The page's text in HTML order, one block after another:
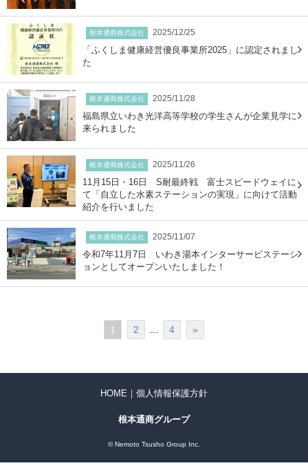
根本通商株式会社 2025/12/25
「ふくしま健康経営優良事業所2025」に認定されまし
た
根本通商株式会社 2025/11/28
福島県立いわき光洋高等学校の学生さんが企業見学に
来られました
根本通商株式会社 2025/11/26
11月15日・16日 S耐最終戦 富士スピードウェイに
て「自立した水素ステーションの実現」に向けて活動
紹介を行いました
根本通商株式会社 2025/11/07
令和7年11月7日 いわき湯本インターサービステーシ
ョンとしてオープンいたしました！
1 2 4 »
HOME ｜ 個人情報保護方針
根本通商グループ
©Nemoto Tsusho Group Inc.